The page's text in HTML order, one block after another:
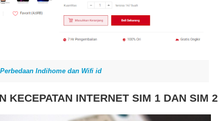
Perbedaan Indihome dan Wifi id
KECEPATAN INTERNET SIM 1 DAN SIM 2